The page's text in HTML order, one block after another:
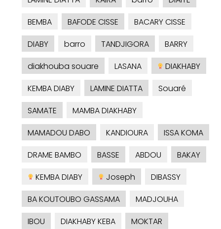
BEMBA
BAFODE CISSE
BACARY CISSE
DIABY
barro TANDJIGORA
BARRY
diakhouba souare
LASANA
DIAKHABY
KEMBA DIABY
LAMINE DIATTA
Souaré
SAMATE
MAMBA DIAKHABY
MAMADOU DABO
KANDIOURA
ISSA KOMA
DRAME BAMBO
BASSE ABDOU
BAKAY
KEMBA DIABY
Joseph
DIBASSY
BA KOUTOUBO GASSAMA
MADJOUHA
IBOU
DIAKHABY KEBA
MOKTAR